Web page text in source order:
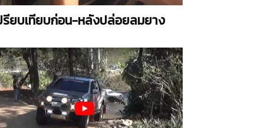
รียบเทียบก่อน-หลังปล่อยลมยาง